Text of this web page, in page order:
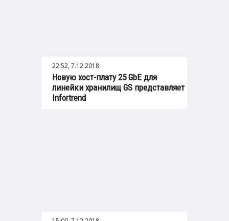
22:52, 7.12.2018
Новую хост-плату 25 GbE для
линейки хранилищ GS представляет
Infortrend